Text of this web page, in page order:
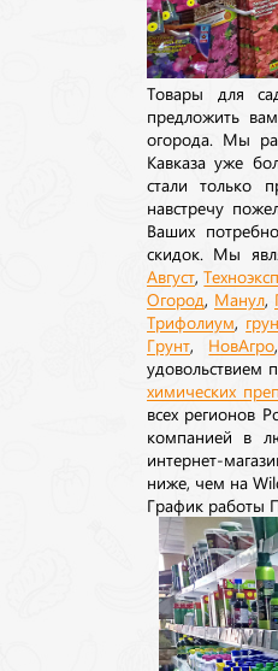
Товары для
предложить
огорода. Мы
Кавказа уже
стали только
навстречу
Ваших
скидок. Мы
Август ,
Огород Манул
Трифолиум
Грунт НовАгро
удовольствием
химических
всех регионов
компанией в
интернет-
ниже, чем на
График работы